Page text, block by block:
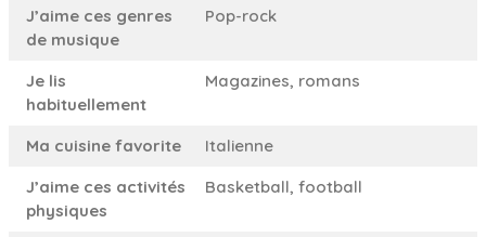
J’aime ces genres
de musique
Pop-rock
Je lis
habituellement
Magazines, romans
Ma cuisine favorite
Italienne
J’aime ces activités
physiques
Basketball, football